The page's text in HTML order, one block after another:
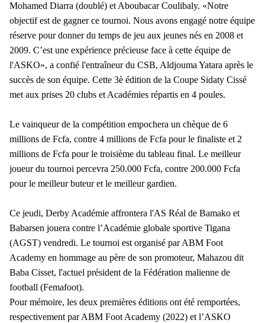
Mohamed Diarra (doublé) et Aboubacar Coulibaly. «Notre
objectif est de gagner ce tournoi. Nous avons engagé notre équipe
réserve pour donner du temps de jeu aux jeunes nés en 2008 et
2009. C’est une expérience précieuse face à cette équipe de
l'ASKO», a confié l'entraîneur du CSB, Aldjouma Yatara après le
succès de son équipe. Cette 3è édition de la Coupe Sidaty Cissé
met aux prises 20 clubs et Académies répartis en 4 poules.
Le vainqueur de la compétition empochera un chèque de 6
millions de Fcfa, contre 4 millions de Fcfa pour le finaliste et 2
millions de Fcfa pour le troisième du tableau final. Le meilleur
joueur du tournoi percevra 250.000 Fcfa, contre 200.000 Fcfa
pour le meilleur buteur et le meilleur gardien.
Ce jeudi, Derby Académie affrontera l'AS Réal de Bamako et
Babarsen jouera contre l’Académie globale sportive Tigana
(AGST) vendredi. Le tournoi est organisé par ABM Foot
Academy en hommage au père de son promoteur, Mahazou dit
Baba Cisset, l'actuel président de la Fédération malienne de
football (Femafoot).
Pour mémoire, les deux premières éditions ont été remportées,
respectivement par ABM Foot Academy (2022) et l’ASKO